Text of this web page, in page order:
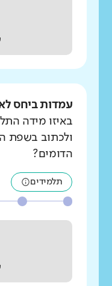
עמדות ביחס
באיזו מידה
ולכתוב בשפת
הדומים?
תלמידים